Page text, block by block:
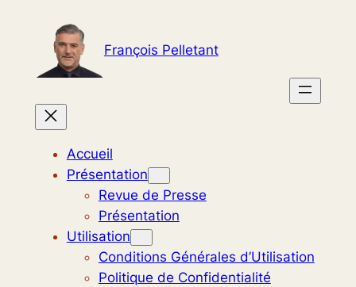
contenu
François Pelletant
Accueil
Présentation
Revue de Presse
Présentation
Utilisation
Conditions Générales d’Utilisation
Politique de Confidentialité